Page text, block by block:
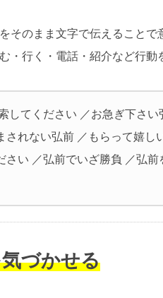
そのまま文字で伝えることで
・行く・電話・紹介など行動
してください ／お急ぎ下さ
されない弘前 ／もらって嬉し
さい ／弘前でいざ勝負 ／弘
づかせる